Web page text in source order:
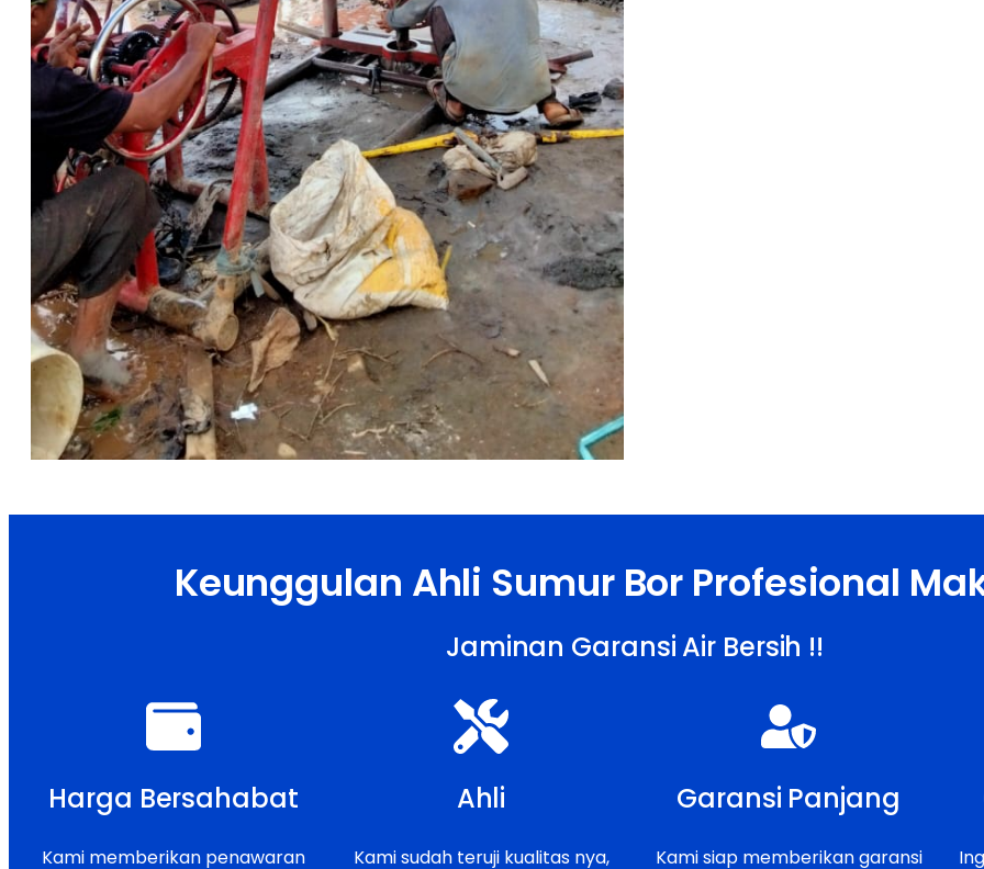
Keunggulan Ahli Sumur Bor Profesional
Jaminan Garansi Air Bersih !!
Harga Bersahabat
Kami memberikan penawaran
Ahli
Kami sudah teruji kualitas nya,
Garansi Panjang
Kami siap memberikan garansi